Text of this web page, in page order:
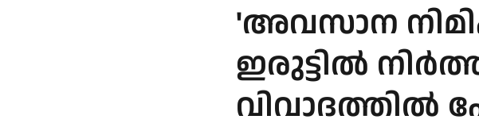
'അവസാന
ഇരുട്ടിൽ
വിവാദത്തിൽ